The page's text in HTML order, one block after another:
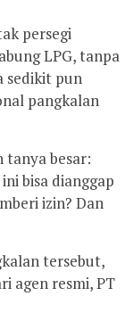
persegi
LPG, tanpa
sedikit pun
pangkalan
tanya besar:
bisa dianggap
izin? Dan
tersebut,
agen resmi, PT